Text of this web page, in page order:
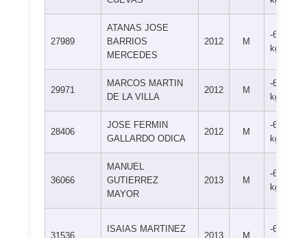
27989
ATANAS JOSE
BARRIOS
MERCEDES
2012 M
-60
kg
29971
MARCOS MARTIN
DE LA VILLA
2012 M
-60
kg
28406
JOSE FERMIN
GALLARDO ODICA
2012 M
-60
kg
36066
MANUEL
GUTIERREZ
MAYOR
2013 M
-60
kg
31536
ISAIAS MARTINEZ
2013 M
-60